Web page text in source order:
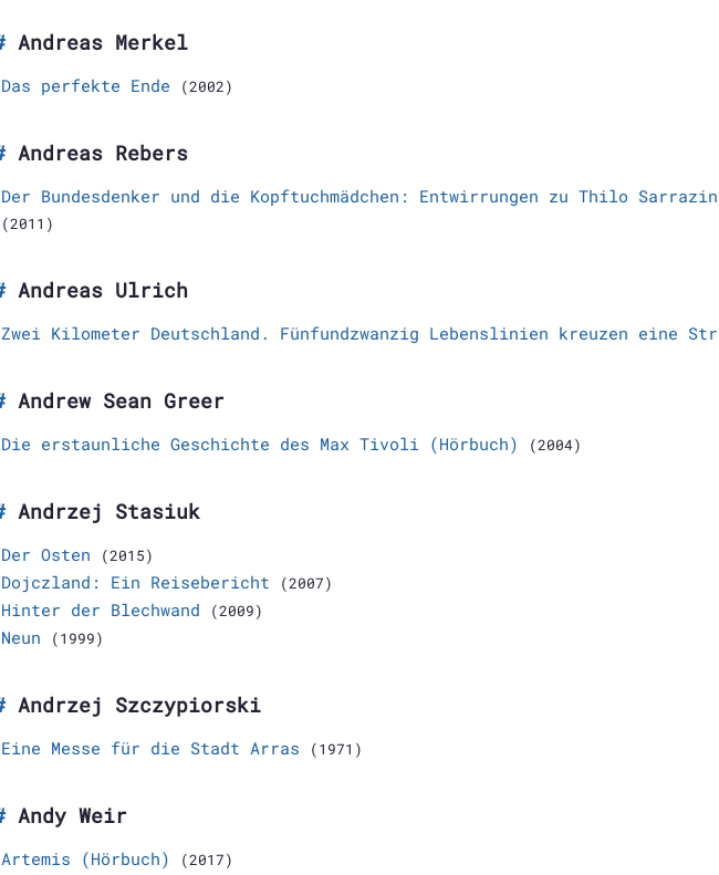
Andreas Merkel
Das perfekte Ende (2002)
Andreas Rebers
Der Bundesdenker und die Kopftuchmädchen: Entwirrungen zu Thilo
(2011)
Andreas Ulrich
Zwei Kilometer Deutschland. Fünfundzwanzig Lebenslinien kreuzen eine
Andrew Sean Greer
Die erstaunliche Geschichte des Max Tivoli (Hörbuch) (2004)
Andrzej Stasiuk
Der Osten (2015)
Dojczland: Ein Reisebericht (2007)
Hinter der Blechwand (2009)
Neun (1999)
Andrzej Szczypiorski
Eine Messe für die Stadt Arras (1971)
Andy Weir
Artemis (Hörbuch) (2017)